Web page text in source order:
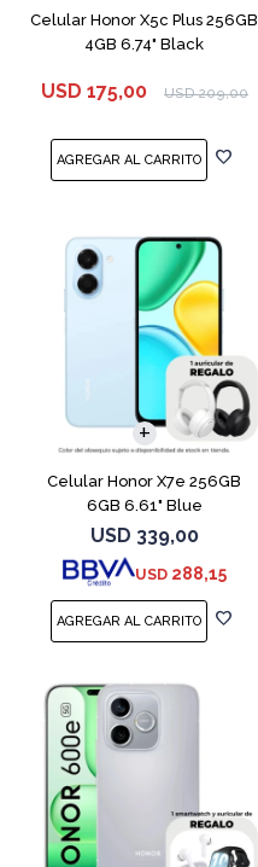
Celular Honor X5c Plus 256GB
4GB 6.74" Black
USD 175,00 USD 209,00
Celular Honor X7e 256GB
6GB 6.61" Blue
USD 339,00
USD 288,15
COMPARAR
COMPARAR